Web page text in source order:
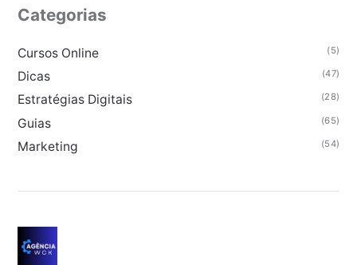
Categorias
Cursos Online (5)
Dicas (47)
Estratégias Digitais (28)
Guias (65)
Marketing (54)